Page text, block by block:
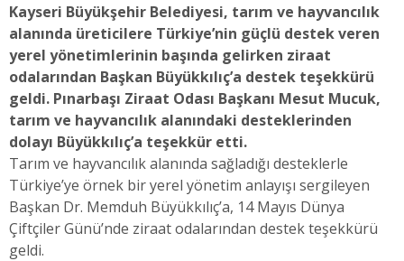
Kayseri Büyükşehir Belediyesi, tarım ve hayvancılık
alanında üreticilere Türkiye’nin güçlü destek veren
yerel yönetimlerinin başında gelirken ziraat
odalarından Başkan Büyükkılıç’a destek teşekkürü
geldi. Pınarbaşı Ziraat Odası Başkanı Mesut Mucuk,
tarım ve hayvancılık alanındaki desteklerinden
dolayı Büyükkılıç’a teşekkür etti.
Tarım ve hayvancılık alanında sağladığı desteklerle
Türkiye’ye örnek bir yerel yönetim anlayışı sergileyen
Başkan Dr. Memduh Büyükkılıç’a, 14 Mayıs Dünya
Çiftçiler Günü’nde ziraat odalarından destek teşekkürü
geldi.